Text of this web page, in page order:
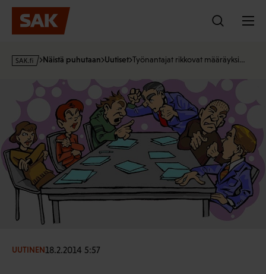
Hyppää
sisältöön
s
Näistä puhutaan Uutiset Työnantajat rikkovat määräyksi…
UUTINEN18.2.2014 5:57